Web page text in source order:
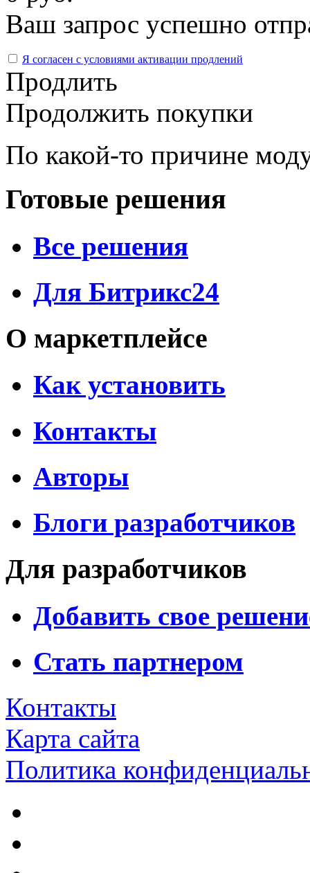
Ваш запрос успешно
Я согласен с условиями активации продлений
Продлить
Продолжить покупки
По какой-то причине
Готовые решения
Все решения
Для Битрикс24
О маркетплейсе
Как установить
Контакты
Авторы
Блоги разработчиков
Для разработчиков
Добавить свое
Стать партнером
Контакты
Карта сайта
Политика